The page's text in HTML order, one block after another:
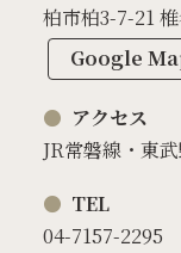
柏市柏3-7-21
Google
アクセス
JR常磐線・東
TEL
04-7157-2295